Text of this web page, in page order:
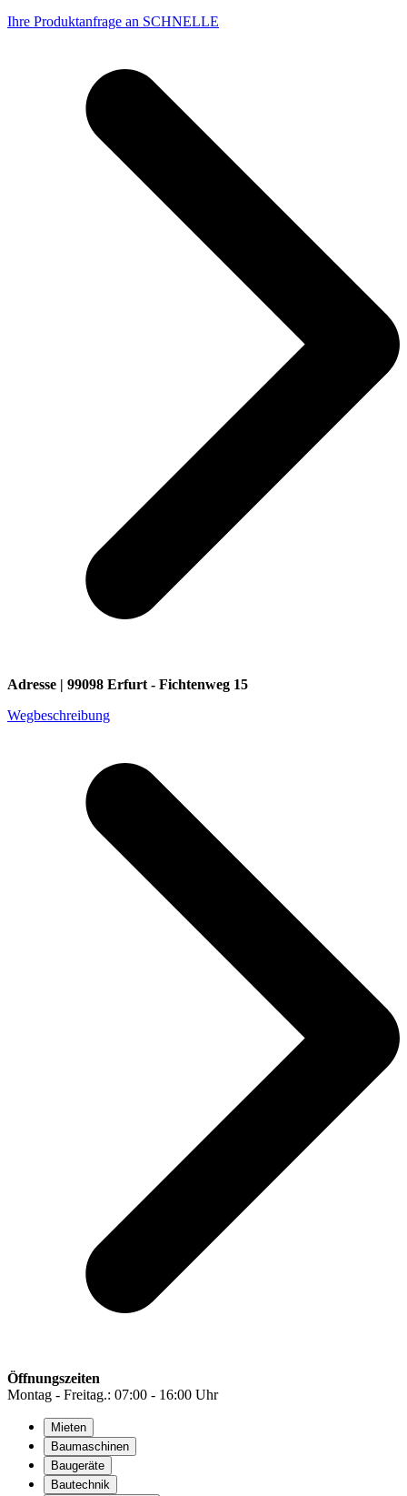
Ihre Produktanfrage an SCHNELLE
Adresse | 99098 Erfurt - Fichtenweg 15
Wegbeschreibung
Öffnungszeiten
Montag - Freitag.: 07:00 - 16:00 Uhr
Mieten
Baumaschinen
Baugeräte
Bautechnik